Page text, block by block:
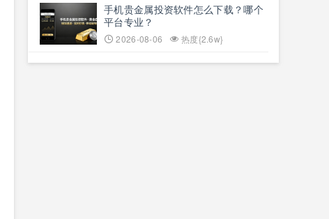
手机贵金属投资软件怎么下载？哪个
平台专业？
2026-08-06 热度{2.6w}